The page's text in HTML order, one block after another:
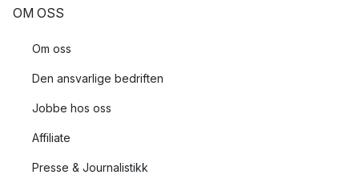
OM OSS
Om oss
Den ansvarlige bedriften
Jobbe hos oss
Affiliate
Presse & Journalistikk